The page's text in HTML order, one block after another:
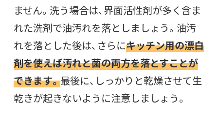
ません。洗う場合は、界面活性剤が多く含ま
れた洗剤で油汚れを落としましょう。油汚
れを落とした後は、さらにキッチン用の漂白
剤を使えば汚れと菌の両方を落とすことが
できます。最後に、しっかりと乾燥させて生
乾きが起きないように注意しましょう。